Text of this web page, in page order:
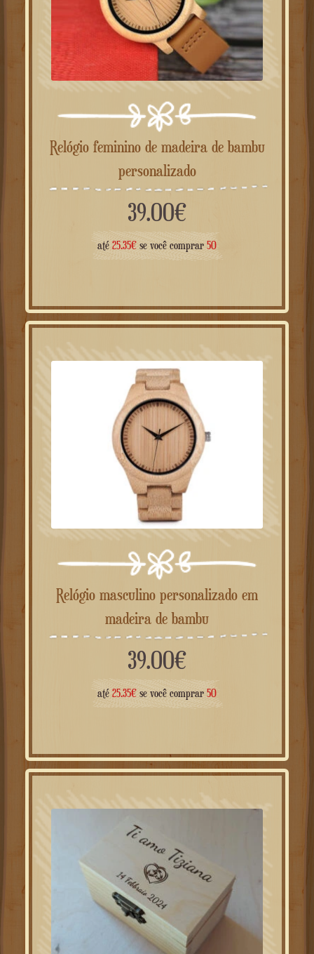
Relógio feminino de madeira de bambu
personalizado
39.00€
até 25.35€ se você comprar 50
Relógio masculino personalizado em
madeira de bambu
39.00€
até 25.35€ se você comprar 50